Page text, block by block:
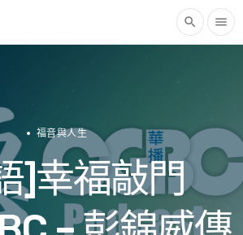
search menu
福音與人生
]幸福敲門